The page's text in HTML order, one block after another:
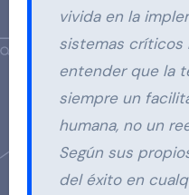
vivida en la
sistemas críticos
entender que la
siempre un
humana, no un
Según sus
del éxito en